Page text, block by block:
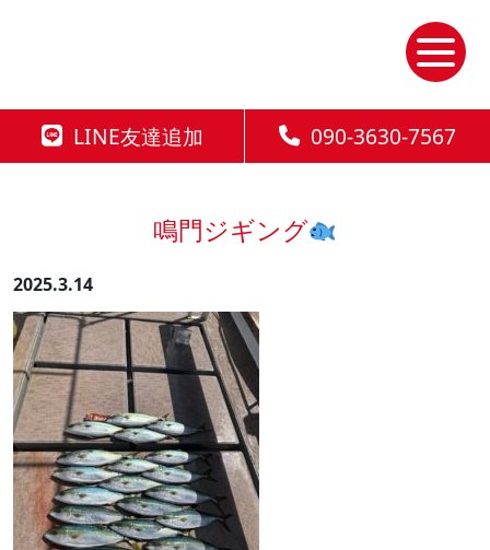
LINE友達追加 090-3630-7567
鳴門ジギング
2025.3.14